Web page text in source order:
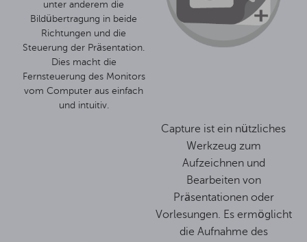
unter anderem die
Bildübertragung in beide
Richtungen und die
Steuerung der Präsentation.
Dies macht die
Fernsteuerung des Monitors
vom Computer aus einfach
und intuitiv.
Capture ist ein nützliches
Werkzeug zum
Aufzeichnen und
Bearbeiten von
Präsentationen oder
Vorlesungen. Es ermöglicht
die Aufnahme des